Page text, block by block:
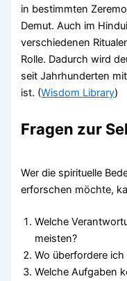
in bestimmten
Demut. Auch im
verschiedenen
Rolle. Dadurch wird
seit Jahrhunderten
ist. (Wisdom Library)
Fragen zur
Wer die spirituelle
erforschen möchte,
Welche
meisten?
Wo überfordere
Welche Aufgaben